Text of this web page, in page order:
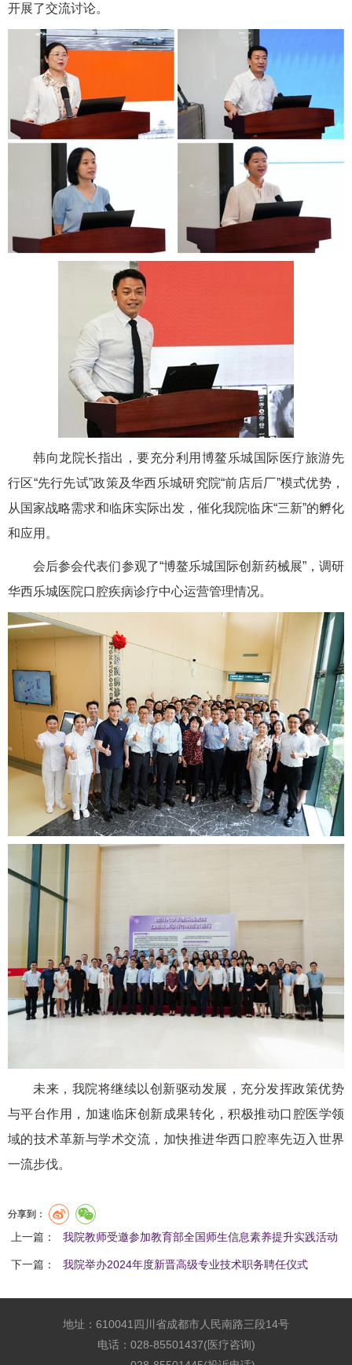
开展了交流讨论。
韩向龙院长指出，要充分利用博鳌乐城国际医疗旅游先
行区“先行先试”政策及华西乐城研究院“前店后厂”模式优势，
从国家战略需求和临床实际出发，催化我院临床“三新”的孵化
和应用 。
会后参会代表们参观了“博鳌乐城国际创新药械展”，调研
华西乐城医院口腔疾病诊疗中心运营管理情况。
未来， 我院将继续以创新驱动发展，充分发挥政策优势
与平台作用，加速临床创新成果转化，积极推动口腔医学领
域的技术革新与学术交流， 加快推进华西口腔率先迈入世界
一流步伐。
分享到：
上一篇： 我院教师受邀参加教育部全国师生信息素养提升实践活动
下一篇： 我院举办2024年度新晋高级专业技术职务聘任仪式
地址：610041四川省成都市人民南路三段14号
电话：028-85501437(医疗咨询)